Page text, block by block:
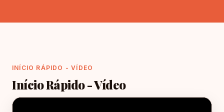
INÍCIO RÁPIDO - VÍDEO
Início Rápido - Vídeo